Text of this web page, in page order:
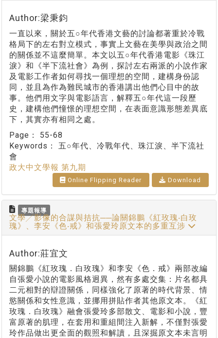
Author:梁秉鈞
一直以來，關於五○年代香港文藝的討論都著重於冷戰
格局下的左右對立模式，事實上文藝在美學與政治之間
的關係並不這麼簡單。本文以五○年代香港電影《珠江
淚》和《半下流社會》為例，探討左右兩派的小說作家
及電影工作者如何尋找一個理想的空間，建構身份認
同，並且為作為難民城市的香港講出他們心目中的故
事。他們用文字與電影語言，解釋五○年代這一段歷
史，建構他們憧憬的理想空間，在表面意識形態差異底
下，其實亦有相同之處。
Page： 55-68
Keywords： 五○年代、冷戰年代、珠江淚、半下流社
會
政大中文學報 第九期
Online Flipping Reader Download
專題報導
文學╱影像的合謀與拮抗──論關錦鵬《紅玫瑰‧白玫
瑰》、李安《色‧戒》和張愛玲原文本的多重互涉
Author:莊宜文
關錦鵬《紅玫瑰．白玫瑰》和李安《色．戒》兩部改編
自張愛小說的電影風格迥異，然有多處交集：片名都具
二元相對的辯證關係，同樣強化了原著的時代背景、情
慾關係和女性意識，並挪用拼貼作者其他原文本。《紅
玫瑰．白玫瑰》融會張愛玲多部散文、電影和小說，豐
富原著的肌理，在套用和重組間注入新解，不僅對張愛
玲作品做出更全面的觀照和解讀，且深掘原文本未言明